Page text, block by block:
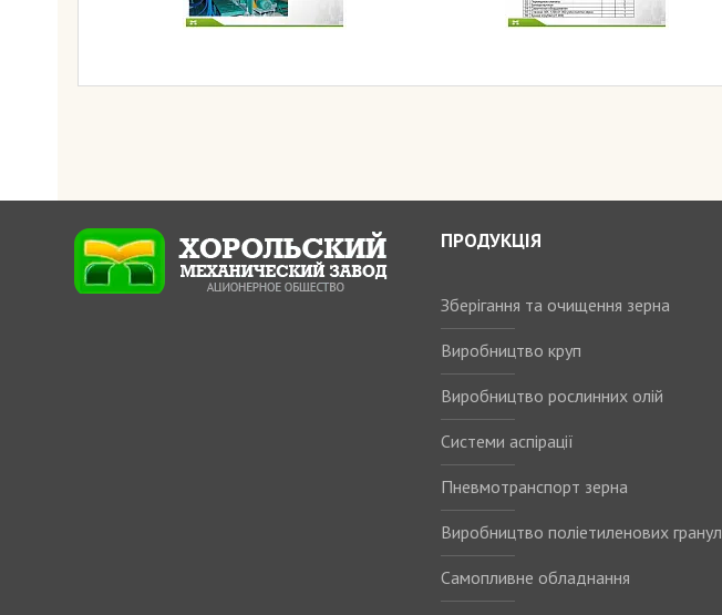
ПРОДУКЦІЯ
Зберігання та очищення зерна
Виробництво круп
Виробництво рослинних олій
Системи аспірації
Пневмотранспорт зерна
Виробництво поліетиленових гранул
Самопливне обладнання